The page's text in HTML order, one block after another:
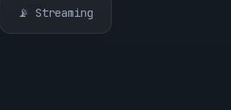
📡 Streaming